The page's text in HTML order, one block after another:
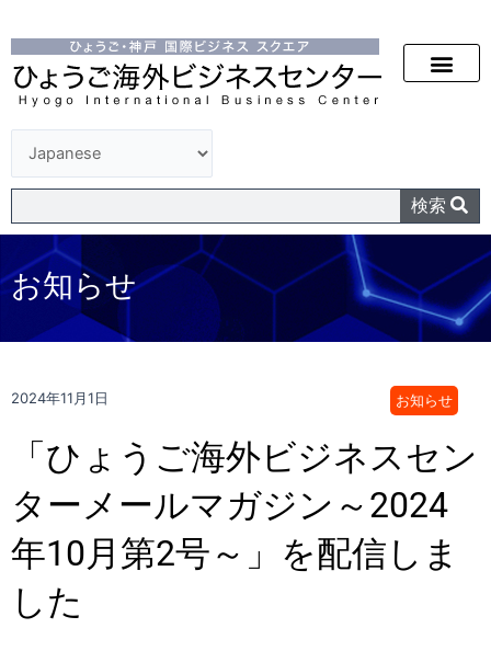
検索
お知らせ
2024年11月1日 お知らせ
「ひょうご海外ビジネスセン
ターメールマガジン～2024
年10月第2号～」を配信しま
した